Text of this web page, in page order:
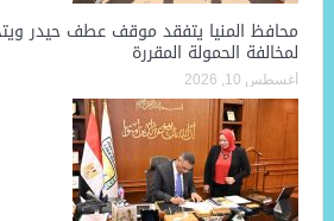
محافظ المنيا يتفقد موقف عطف حيدر
لمخالفة الحمولة المقررة
أغسطس 10, 2026